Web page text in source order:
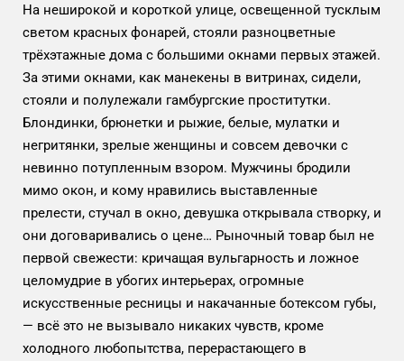
На неширокой и короткой улице, освещенной тусклым
светом красных фонарей, стояли разноцветные
трёхэтажные дома с большими окнами первых этажей.
За этими окнами, как манекены в витринах, сидели,
стояли и полулежали гамбургские проститутки.
Блондинки, брюнетки и рыжие, белые, мулатки и
негритянки, зрелые женщины и совсем девочки с
невинно потупленным взором. Мужчины бродили
мимо окон, и кому нравились выставленные
прелести, стучал в окно, девушка открывала створку, и
они договаривались о цене… Рыночный товар был не
первой свежести: кричащая вульгарность и ложное
целомудрие в убогих интерьерах, огромные
искусственные ресницы и накачанные ботексом губы,
— всё это не вызывало никаких чувств, кроме
холодного любопытства, перерастающего в